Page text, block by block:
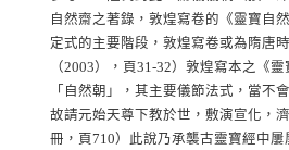
自然齋之著錄，敦煌寫卷的《靈寶自
定式的主要階段，敦煌寫卷或為隋唐
（2003），頁31-32）敦煌寫本之《
「自然朝」，其主要儀節法式，當
故請元始天尊下教於世，敷演宣化，
冊，頁710）此說乃承襲古靈寶經中